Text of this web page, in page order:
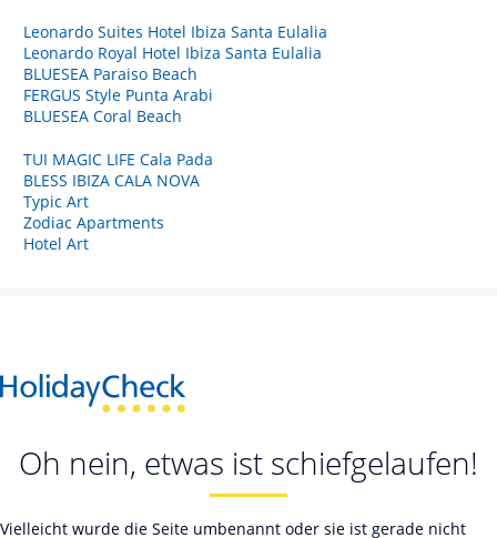
Leonardo Suites Hotel Ibiza Santa Eulalia
Leonardo Royal Hotel Ibiza Santa Eulalia
BLUESEA Paraiso Beach
FERGUS Style Punta Arabi
BLUESEA Coral Beach
TUI MAGIC LIFE Cala Pada
BLESS IBIZA CALA NOVA
Typic Art
Zodiac Apartments
Hotel Art
Oh nein, etwas ist schiefgelaufen!
Vielleicht wurde die Seite umbenannt oder sie ist gerade nicht